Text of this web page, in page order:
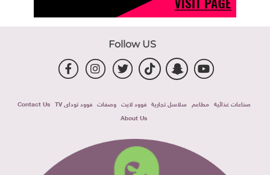
Follow US
صناعات غذائية مطاعم سلاسل تجارية فوود لايت وصفات فوود توداى TV
Contact Us
About Us